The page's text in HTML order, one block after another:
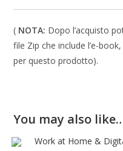
( NOTA: Dopo l’acquisto
file Zip che include l’e-
per questo prodotto).
You may also